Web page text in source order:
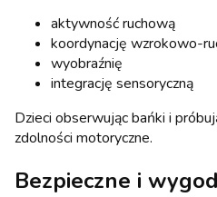
aktywność ruchową
koordynację wzrokowo-
wyobraźnię
integrację sensoryczną
Dzieci obserwując bańki i
zdolności motoryczne.
Bezpieczne i